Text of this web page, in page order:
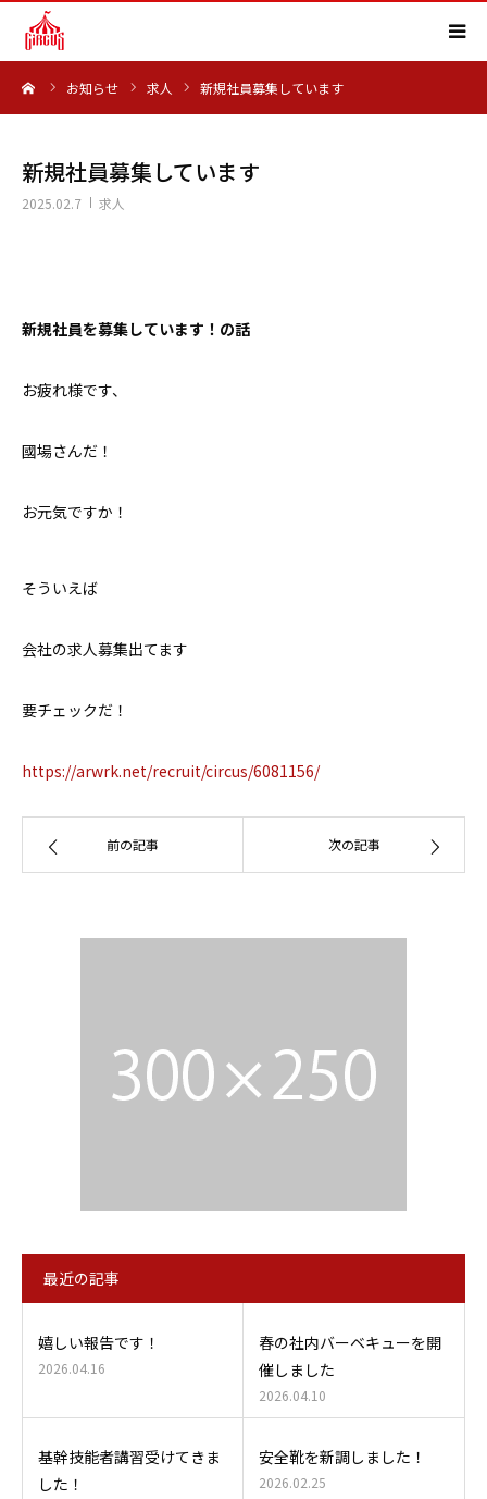
お知らせ 求人 新規社員募集しています
新規社員募集しています
2025.02.7 求人
新規社員を募集しています！の話
お疲れ様です、
國場さんだ！
お元気ですか！
そういえば
会社の求人募集出てます
要チェックだ！
https://arwrk.net/recruit/circus/6081156/
前の記事 次の記事
最近の記事
嬉しい報告です！
2026.04.16
春の社内バーベキューを開
催しました
2026.04.10
基幹技能者講習受けてきま
した！
安全靴を新調しました！
2026.02.25
HOME
実績紹介
求人情報
よくある質問
お知らせ
お問い合わせ